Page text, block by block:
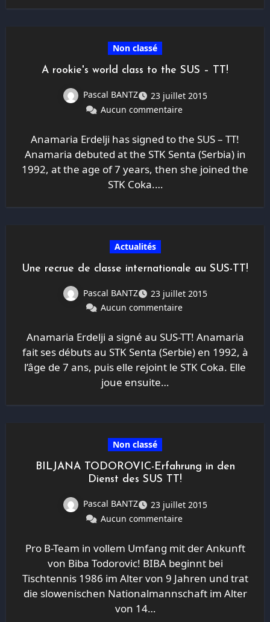
Non classé
A rookie's world class to the SUS – TT!
Pascal BANTZ
23 juillet 2015
Aucun commentaire
Anamaria Erdelji has signed to the SUS – TT!
Anamaria debuted at the STK Senta (Serbia) in
1992, at the age of 7 years, then she joined the
STK Coka.…
Actualités
Une recrue de classe internationale au SUS-TT!
Pascal BANTZ
23 juillet 2015
Aucun commentaire
Anamaria Erdelji a signé au SUS-TT! Anamaria
fait ses débuts au STK Senta (Serbie) en 1992, à
l’âge de 7 ans, puis elle rejoint le STK Coka. Elle
joue ensuite…
Non classé
BILJANA TODOROVIC-Erfahrung in den
Dienst des SUS TT!
Pascal BANTZ
23 juillet 2015
Aucun commentaire
Pro B-Team in vollem Umfang mit der Ankunft
von Biba Todorovic! BIBA beginnt bei
Tischtennis 1986 im Alter von 9 Jahren und trat
die slowenischen Nationalmannschaft im Alter
von 14…